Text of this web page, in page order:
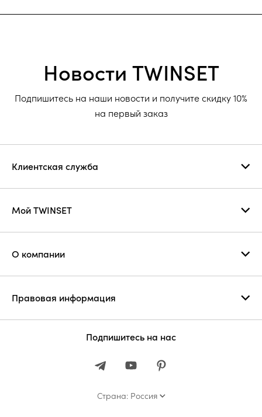
Новости TWINSET
Подпишитесь на наши новости и получите скидку 10%
на первый заказ
Клиентская служба
Мой TWINSET
О компании
Правовая информация
Подпишитесь на нас
Страна: Россия